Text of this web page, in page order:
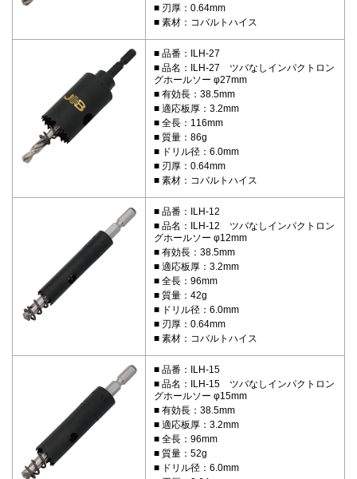
刃厚：0.64mm
素材：コバルトハイス
品番：ILH-27
品名：ILH-27 ツバなしインパクトロン
グホールソー φ27mm
有効長：38.5mm
適応板厚：3.2mm
全長：116mm
質量：86g
ドリル径：6.0mm
刃厚：0.64mm
素材：コバルトハイス
品番：ILH-12
品名：ILH-12 ツバなしインパクトロン
グホールソー φ12mm
有効長：38.5mm
適応板厚：3.2mm
全長：96mm
質量：42g
ドリル径：6.0mm
刃厚：0.64mm
素材：コバルトハイス
品番：ILH-15
品名：ILH-15 ツバなしインパクトロン
グホールソー φ15mm
有効長：38.5mm
適応板厚：3.2mm
全長：96mm
質量：52g
ドリル径：6.0mm